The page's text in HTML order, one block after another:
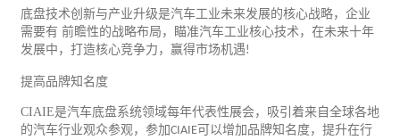
底盘技术创新与产业升级是汽车工业未来发展的核心战略，企业
需要有 前瞻性的战略布局，瞄准汽车工业核心技术，在未来十年
发展中，打造核心竞争力，赢得市场机遇!
提高品牌知名度
CIAIE是汽车底盘系统领域每年代表性展会，吸引着来自全球各地
的汽车行业观众参观，参加CIAIE可以增加品牌知名度，提升在行